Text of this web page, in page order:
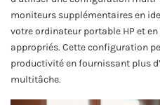
moniteurs supplémentaires en
votre ordinateur portable HP et
appropriés. Cette configuration
productivité en fournissant plus
multitâche.